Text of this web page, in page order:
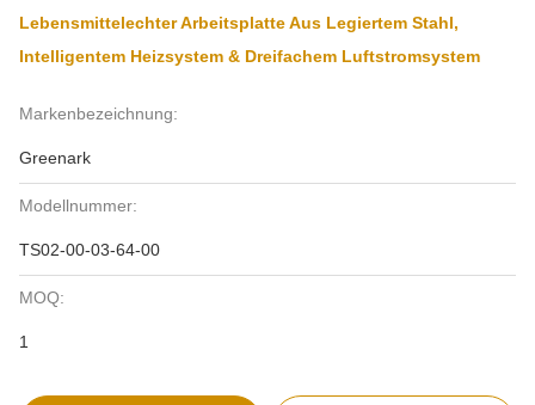
Lebensmittelechter Arbeitsplatte Aus Legiertem Stahl,
Intelligentem Heizsystem & Dreifachem Luftstromsystem
Markenbezeichnung:
Greenark
Modellnummer:
TS02-00-03-64-00
MOQ:
1